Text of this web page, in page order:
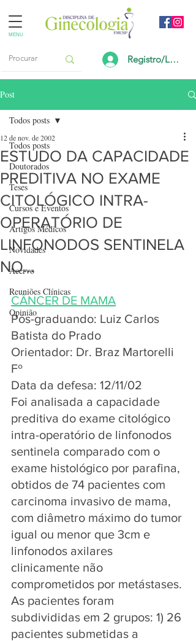
Registro/Login
MENU
Post
Todos posts
Doutorados
Teses
Cursos e Eventos
Artigos Médicos
Novidades
Acervo
Reuniões Clínicas
Opinião
Todos posts
ESTUDO DA CAPACIDADE
PREDITIVA NO EXAME
CITOLÓGICO INTRA-
OPERATÓRIO DE
LINFONODOS SENTINELA
NO...
12 de nov. de 2002
CÂNCER DE MAMA
Pós-graduando: Luiz Carlos
Batista do Prado
Orientador: Dr. Braz Martorelli
Fº
Data da defesa: 12/11/02
Foi analisada a capacidade
preditiva do exame citológico
intra-operatório de linfonodos
sentinela comparado com o
exame histológico por parafina,
obtidos de 74 pacientes com
carcinoma invasivo de mama,
com diâmetro máximo do tumor
igual ou menor que 3cm e
linfonodos axilares
clinicamente não
comprometidos por metástases.
As pacientes foram
subdivididas em 2 grupos: 1) 26
pacientes submetidas a